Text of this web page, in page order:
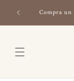
directamente
a Compra un